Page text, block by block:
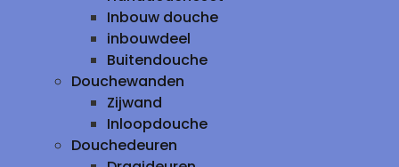
Inbouw douche
inbouwdeel
Buitendouche
Douchewanden
Zijwand
Inloopdouche
Douchedeuren